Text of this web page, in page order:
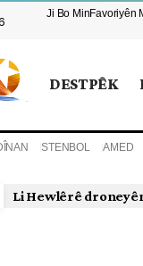
Ji Bo MinFavoriyên
DESTPÊK
STENBOL AMED
Li Hewlêrê